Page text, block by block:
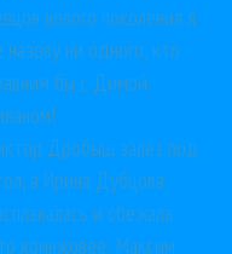
нового поколения я
назову ни одного, кто
бы с Димой
Дробыш залез под
а Ирина Дубцова
и сбежала
кринжовее: Максим